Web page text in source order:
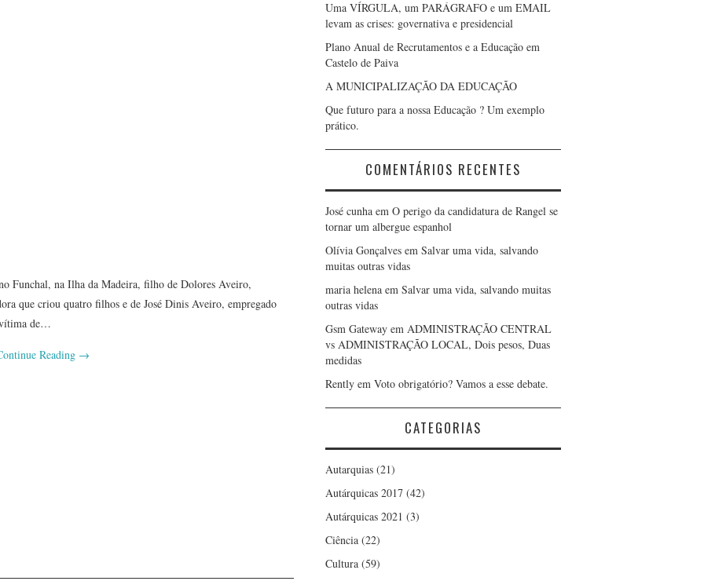
Funchal, na Ilha da Madeira, filho de Dolores Aveiro,
que criou quatro filhos e de José Dinis Aveiro, empregado
vítima de…
Reading →
Uma VÍRGULA, um PARÁGRAFO e um EMAIL
levam as crises: governativa e presidencial
Plano Anual de Recrutamentos e a Educação em
Castelo de Paiva
A MUNICIPALIZAÇÃO DA EDUCAÇÃO
Que futuro para a nossa Educação ? Um exemplo
prático.
COMENTÁRIOS RECENTES
José cunha em O perigo da candidatura de Rangel se
tornar um albergue espanhol
Olívia Gonçalves em Salvar uma vida, salvando
muitas outras vidas
maria helena em Salvar uma vida, salvando muitas
outras vidas
Gsm Gateway em ADMINISTRAÇÃO CENTRAL
vs ADMINISTRAÇÃO LOCAL, Dois pesos, Duas
medidas
Rently em Voto obrigatório? Vamos a esse debate.
CATEGORIAS
Autarquias (21)
Autárquicas 2017 (42)
Autárquicas 2021 (3)
Ciência (22)
Cultura (59)